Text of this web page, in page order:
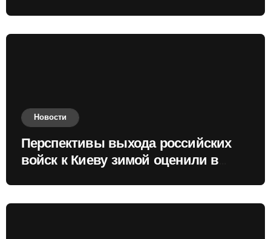
Новости
Перспективы выхода российских
войск к Киеву зимой оценили в